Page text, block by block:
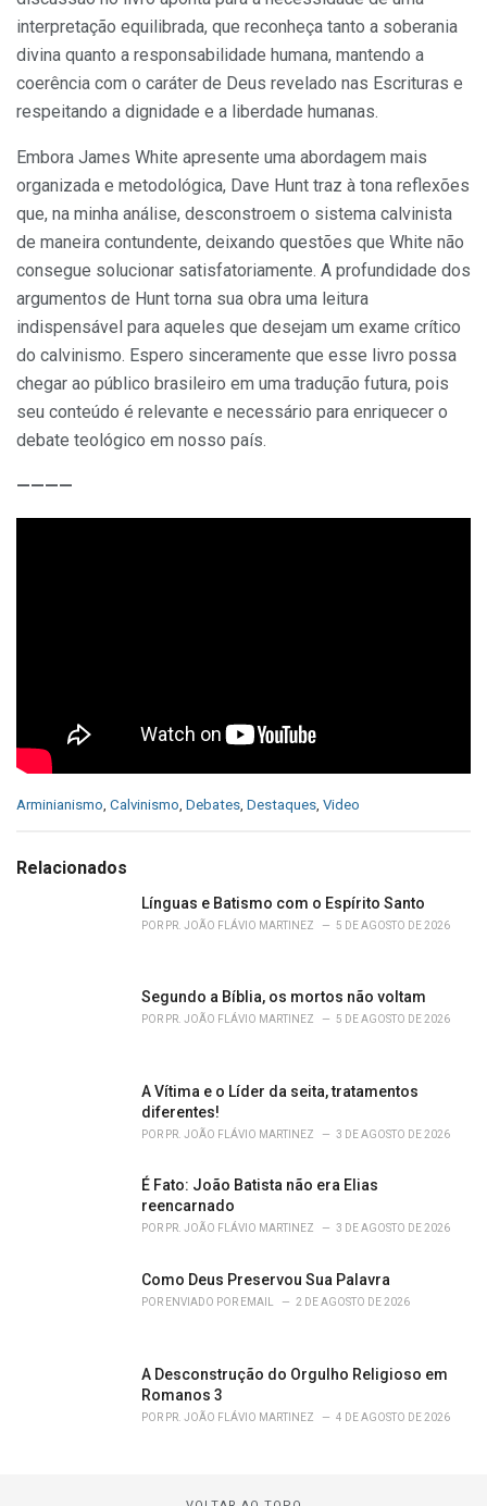
interpretação equilibrada, que reconheça tanto a soberania
divina quanto a responsabilidade humana, mantendo a
coerência com o caráter de Deus revelado nas Escrituras e
respeitando a dignidade e a liberdade humanas.
Embora James White apresente uma abordagem mais
organizada e metodológica, Dave Hunt traz à tona reflexões
que, na minha análise, desconstroem o sistema calvinista
de maneira contundente, deixando questões que White não
consegue solucionar satisfatoriamente. A profundidade dos
argumentos de Hunt torna sua obra uma leitura
indispensável para aqueles que desejam um exame crítico
do calvinismo. Espero sinceramente que esse livro possa
chegar ao público brasileiro em uma tradução futura, pois
seu conteúdo é relevante e necessário para enriquecer o
debate teológico em nosso país.
————
C
e
Arminianismo, Calvinismo, Debates, Destaques, Video
Relacionados
Línguas e Batismo com o Espírito Santo
POR PR. JOÃO FLÁVIO MARTINEZ 5 DE AGOSTO DE 2026
Segundo a Bíblia, os mortos não voltam
POR PR. JOÃO FLÁVIO MARTINEZ 5 DE AGOSTO DE 2026
A Vítima e o Líder da seita, tratamentos
diferentes!
POR PR. JOÃO FLÁVIO MARTINEZ 3 DE AGOSTO DE 2026
É Fato: João Batista não era Elias
reencarnado
POR PR. JOÃO FLÁVIO MARTINEZ 3 DE AGOSTO DE 2026
Como Deus Preservou Sua Palavra
POR ENVIADO POR EMAIL 2 DE AGOSTO DE 2026
A Desconstrução do Orgulho Religioso em
Romanos 3
POR PR. JOÃO FLÁVIO MARTINEZ 4 DE AGOSTO DE 2026